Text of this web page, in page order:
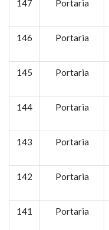
147 Portaria
146 Portaria
145 Portaria
144 Portaria
143 Portaria
142 Portaria
141 Portaria